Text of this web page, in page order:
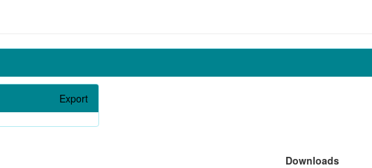
Export
Downloads